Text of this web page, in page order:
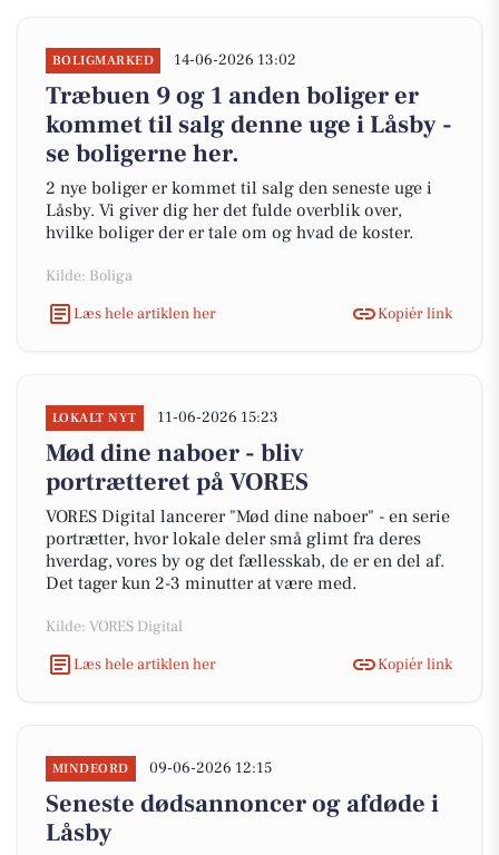
BOLIGMARKED 14-06-2026 13:02
Træbuen 9 og 1 anden boliger er
kommet til salg denne uge i Låsby -
se boligerne her.
2 nye boliger er kommet til salg den seneste uge i
Låsby. Vi giver dig her det fulde overblik over,
hvilke boliger der er tale om og hvad de koster.
Kilde: Boliga
Læs hele artiklen her
Kopiér link
LOKALT NYT 11-06-2026 15:23
Mød dine naboer - bliv
portrætteret på VORES
VORES Digital lancerer "Mød dine naboer" - en serie
portrætter, hvor lokale deler små glimt fra deres
hverdag, vores by og det fællesskab, de er en del af.
Det tager kun 2-3 minutter at være med.
Kilde: VORES Digital
Læs hele artiklen her
Kopiér link
MINDEORD 09-06-2026 12:15
Seneste dødsannoncer og afdøde i
Låsby